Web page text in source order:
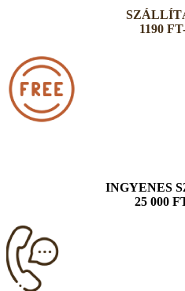
1190
INGYENES
25 000